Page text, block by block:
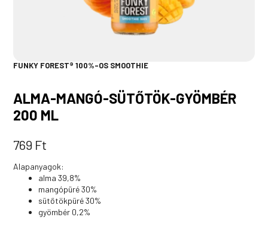
FUNKY FOREST® 100%-OS SMOOTHIE
ALMA-MANGÓ-SÜTŐTÖK-GYÖMBÉR
200 ML
769 Ft
Alapanyagok:
alma 39,8%
mangópüré 30%
sütőtökpüré 30%
gyömbér 0,2%